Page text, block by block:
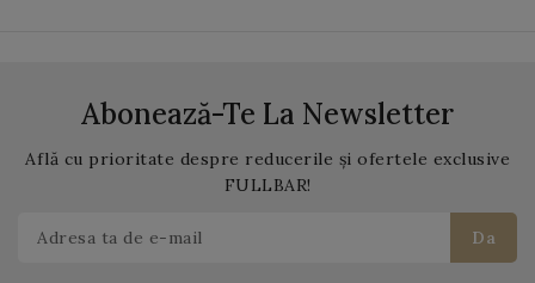
Abonează-Te La Newsletter
Află cu prioritate despre reducerile și ofertele exclusive
FULLBAR!